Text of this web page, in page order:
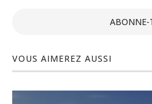
ABONNE-
VOUS AIMEREZ AUSSI